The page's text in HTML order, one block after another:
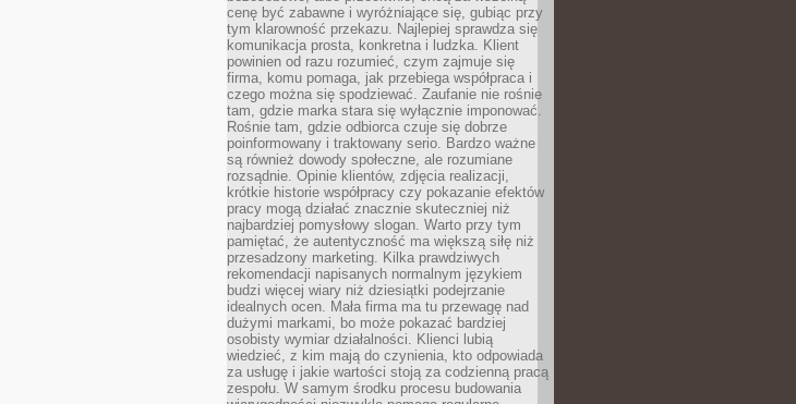
cenę być zabawne i wyróżniające się, gubiąc przy
tym klarowność przekazu. Najlepiej sprawdza się
komunikacja prosta, konkretna i ludzka. Klient
powinien od razu rozumieć, czym zajmuje się
firma, komu pomaga, jak przebiega współpraca i
czego można się spodziewać. Zaufanie nie rośnie
tam, gdzie marka stara się wyłącznie imponować.
Rośnie tam, gdzie odbiorca czuje się dobrze
poinformowany i traktowany serio. Bardzo ważne
są również dowody społeczne, ale rozumiane
rozsądnie. Opinie klientów, zdjęcia realizacji,
krótkie historie współpracy czy pokazanie efektów
pracy mogą działać znacznie skuteczniej niż
najbardziej pomysłowy slogan. Warto przy tym
pamiętać, że autentyczność ma większą siłę niż
przesadzony marketing. Kilka prawdziwych
rekomendacji napisanych normalnym językiem
budzi więcej wiary niż dziesiątki podejrzanie
idealnych ocen. Mała firma ma tu przewagę nad
dużymi markami, bo może pokazać bardziej
osobisty wymiar działalności. Klienci lubią
wiedzieć, z kim mają do czynienia, kto odpowiada
za usługę i jakie wartości stoją za codzienną pracą
zespołu. W samym środku procesu budowania